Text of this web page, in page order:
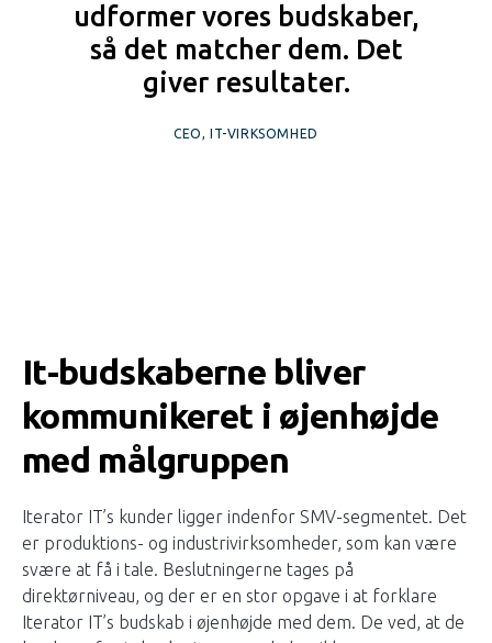
udformer vores budskaber,
så det matcher dem. Det
giver resultater.
CEO, IT-VIRKSOMHED
It-budskaberne bliver
kommunikeret i øjenhøjde
med målgruppen
Iterator IT’s kunder ligger indenfor SMV-segmentet. Det
er produktions- og industrivirksomheder, som kan være
svære at få i tale. Beslutningerne tages på
direktørniveau, og der er en stor opgave i at forklare
Iterator IT’s budskab i øjenhøjde med dem. De ved, at de